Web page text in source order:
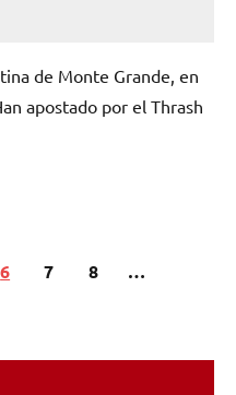
de Monte Grande, en
apostado por el Thrash
6 7 8
…